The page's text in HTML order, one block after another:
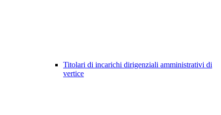
Titolari di incarichi dirigenziali amministrativi di
vertice